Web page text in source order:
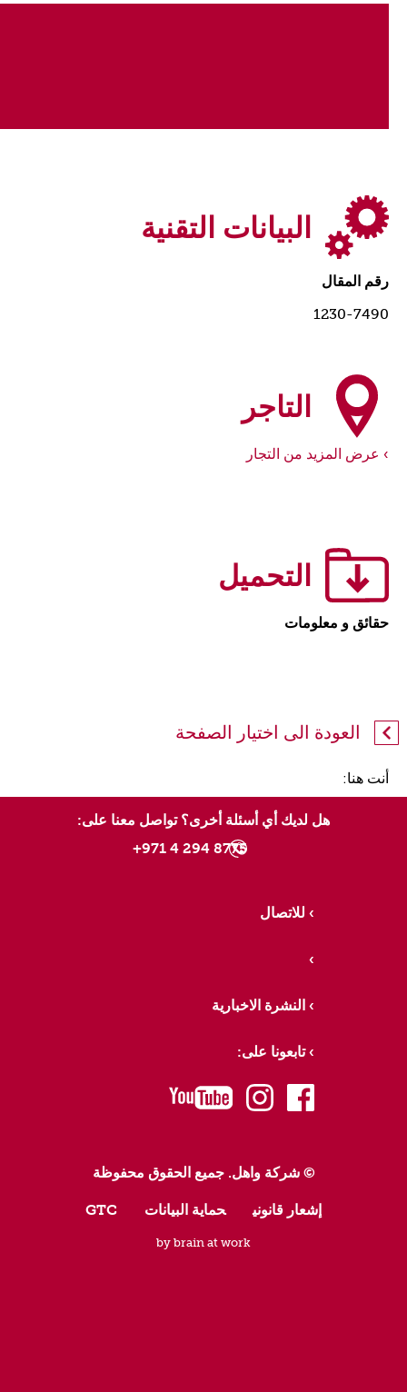
البيانات التقنية
رقم المقال
1230-7490
التاجر
عرض المزيد من التجار
التحميل
حقائق و معلومات
العودة الى اختيار الصفحة
أنت هنا:
هل لديك أي أسئلة أخرى؟ تواصل معنا على:
8775 294 4 971+
للاتصال
النشرة الاخبارية
تابعونا على:
facebook
instagram
youtube
© شركة واهل. جميع الحقوق محفوظة
إشعار قانوني حماية البيانات GTC
by brain at work